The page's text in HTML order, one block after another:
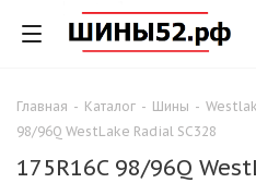
Главная - Каталог - Шины -
98/96Q WestLake Radial SC328
175R16C 98/96Q